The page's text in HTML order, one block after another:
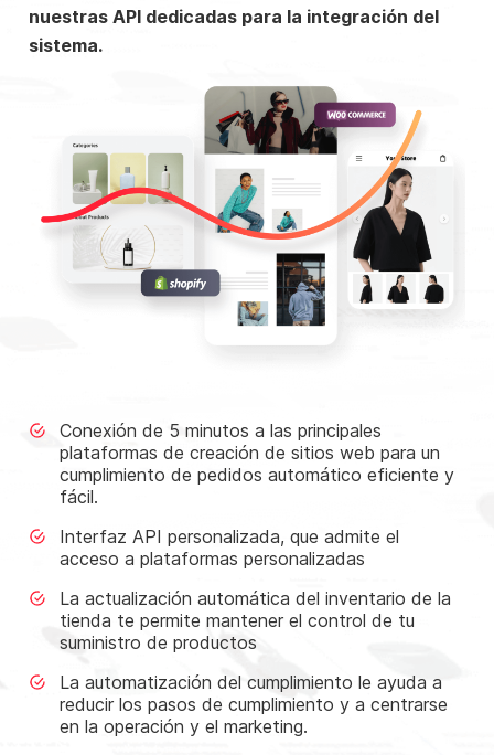
nuestras API dedicadas para la integración del
sistema.
Conexión de 5 minutos a las principales
plataformas de creación de sitios web para un
cumplimiento de pedidos automático eficiente y
fácil.
Interfaz API personalizada, que admite el
acceso a plataformas personalizadas
La actualización automática del inventario de la
tienda te permite mantener el control de tu
suministro de productos
La automatización del cumplimiento le ayuda a
reducir los pasos de cumplimiento y a centrarse
en la operación y el marketing.